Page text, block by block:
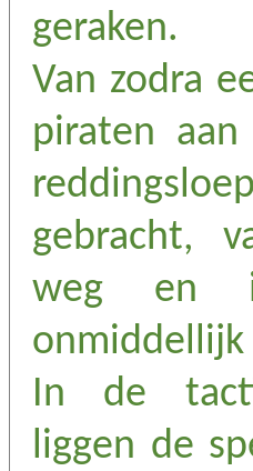
geraken.
Van zodra
piraten
gebracht,
weg en
onmiddellijk
In de
liggen de